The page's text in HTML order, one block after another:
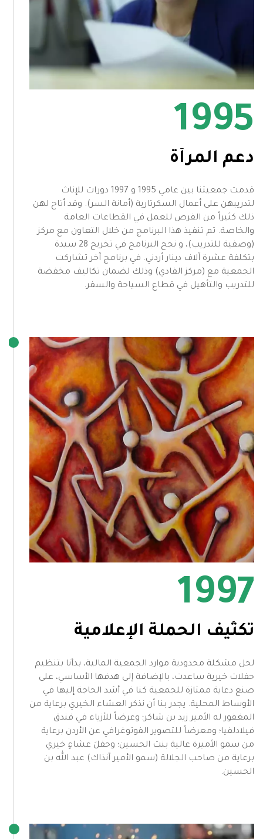
1995
دعم المرأة
قدمت جمعيتنا بين عامي 1995 و 1997 دورات للإناث
لتدريبهن على أعمال السكرتارية (أمانة السر). وقد أتاح لهن
ذلك كثيراً من الفرص للعمل في القطاعات العامة
والخاصة. تم تنفيذ هذا البرنامج من خلال التعاون مع مركز
(وصفية للتدريب)، و نجح البرنامج في تخريج 28 سيدة
بتكلفة عشرة آلاف دينار أردني. في برنامج آخر تشاركت
الجمعية مع (مركز الفادي) وذلك لضمان تكاليف مخفضة
للتدريب والتأهيل في قطاع السياحة والسفر.
1997
تكثيف الحملة الإعلامية
لحل مشكلة محدودية موارد الجمعية المالية، بدأنا بتنظيم
حفلات خيرية ساعدت، بالإضافة إلى هدفها الأساسي، على
صنع دعاية ممتازة للجمعية كنا في أشد الحاجة إليها في
الأوساط المحلية. يجدر بنا أن نذكر العشاء الخيري برعاية من
المغفور له الأمير زيد بن شاكر؛ وعرضاً للأزياء في فندق
فيلادلفيا؛ ومعرضاً للتصوير الفوتوغرافي عن الأردن برعاية
من سمو الأميرة عالية بنت الحسين؛ وحفلَ عشاءٍ خيري
برعاية من صاحب الجلالة (سمو الأمير آنذاك) عبد الله بن
الحسين.